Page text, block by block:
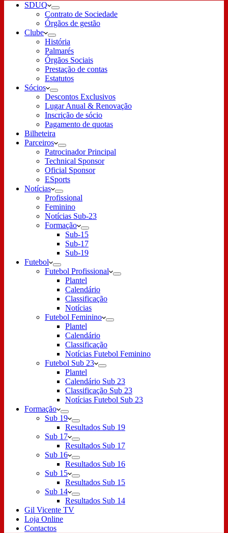
SDUQ
Contrato de Sociedade
Órgãos de gestão
Clube
História
Palmarés
Órgãos Sociais
Prestação de contas
Estatutos
Sócios
Descontos Exclusivos
Lugar Anual & Renovação
Inscrição de sócio
Pagamento de quotas
Bilheteira
Parceiros
Patrocinador Principal
Technical Sponsor
Oficial Sponsor
ESports
Notícias
Profissional
Feminino
Notícias Sub-23
Formação
Sub-15
Sub-17
Sub-19
Futebol
Futebol Profissional
Plantel
Calendário
Classificação
Notícias
Futebol Feminino
Plantel
Calendário
Classificação
Notícias Futebol Feminino
Futebol Sub 23
Plantel
Calendário Sub 23
Classificação Sub 23
Notícias Futebol Sub 23
Formação
Sub 19
Resultados Sub 19
Sub 17
Resultados Sub 17
Sub 16
Resultados Sub 16
Sub 15
Resultados Sub 15
Sub 14
Resultados Sub 14
Gil Vicente TV
Loja Online
Contactos